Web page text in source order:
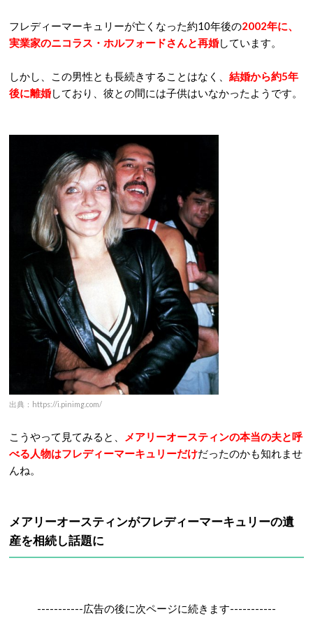
フレディーマーキュリーが亡くなった約10年後の2002年に、
実業家のニコラス・ホルフォードさんと再婚しています。
しかし、この男性とも長続きすることはなく、 結婚から約5年
後に離婚しており、彼との間には子供はいなかったようです。
出典：https://i.pinimg.com/
こうやって見てみると、
メアリーオースティンの本当の夫と呼
べる人物はフレディーマーキュリーだけだったのかも知れませ
んね。
メアリーオースティンがフレディーマーキュリーの遺
産を相続し話題に
-----------広告の後に次ページに続きます-----------